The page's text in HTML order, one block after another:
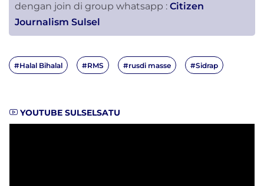
dengan join di group whatsapp : Citizen
Journalism Sulsel
#Halal Bihalal #RMS #rusdi masse #Sidrap
YOUTUBE SULSELSATU